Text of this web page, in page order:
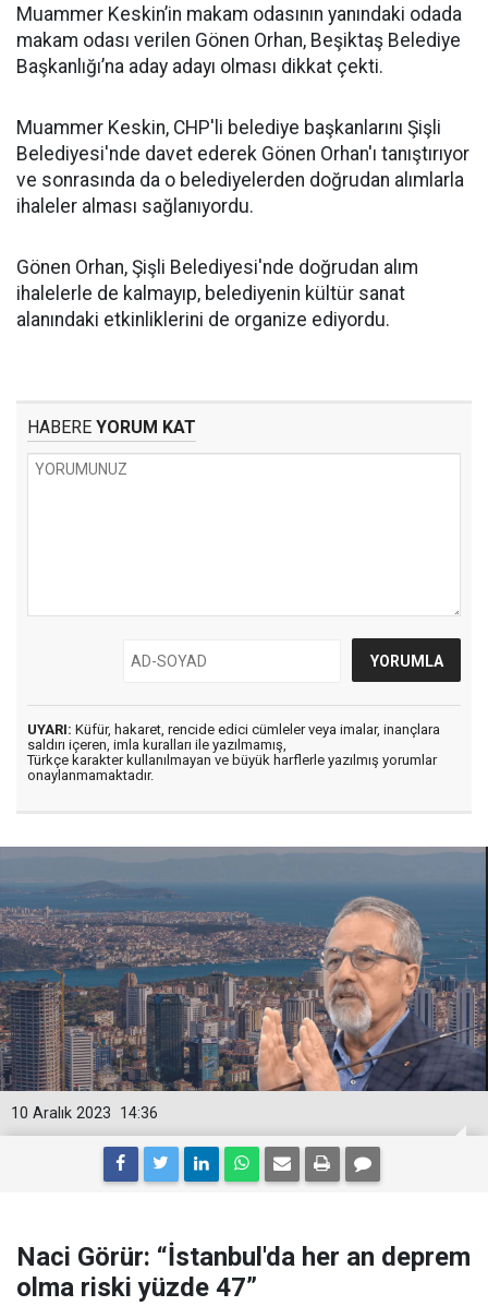
Muammer Keskin’in makam odasının yanındaki odada
makam odası verilen Gönen Orhan, Beşiktaş Belediye
Başkanlığı’na aday adayı olması dikkat çekti.
Muammer Keskin, CHP'li belediye başkanlarını Şişli
Belediyesi'nde davet ederek Gönen Orhan'ı tanıştırıyor
ve sonrasında da o belediyelerden doğrudan alımlarla
ihaleler alması sağlanıyordu.
Gönen Orhan, Şişli Belediyesi'nde doğrudan alım
ihalelerle de kalmayıp, belediyenin kültür sanat
alanındaki etkinliklerini de organize ediyordu.
HABERE YORUM KAT
UYARI: Küfür, hakaret, rencide edici cümleler veya imalar, inançlara
saldırı içeren, imla kuralları ile yazılmamış,
Türkçe karakter kullanılmayan ve büyük harflerle yazılmış yorumlar
onaylanmamaktadır.
14:36
10 Aralık 2023
Naci Görür: “İstanbul'da her an deprem
olma riski yüzde 47”